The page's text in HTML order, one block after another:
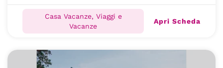
Casa Vacanze, Viaggi e
Vacanze
Apri Scheda